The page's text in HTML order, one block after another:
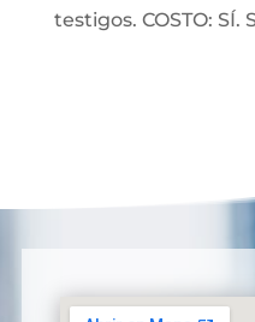
testigos. COSTO: